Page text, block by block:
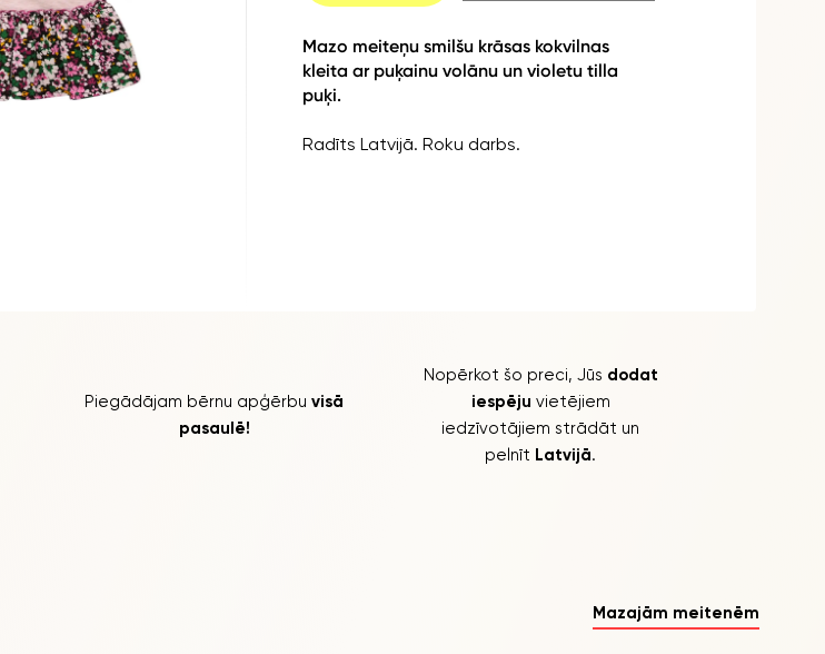
Mazo meiteņu smilšu krāsas kokvilnas
kleita ar puķainu volānu un violetu tilla
puķi.
Radīts Latvijā. Roku darbs.
Piegādājam bērnu apģērbuvisā
pasaulē!
Nopērkot šo preci, Jūs dodat
iespēju vietējiem
iedzīvotājiem strādāt un
pelnīt Latvijā.
Mazajām meitenēm